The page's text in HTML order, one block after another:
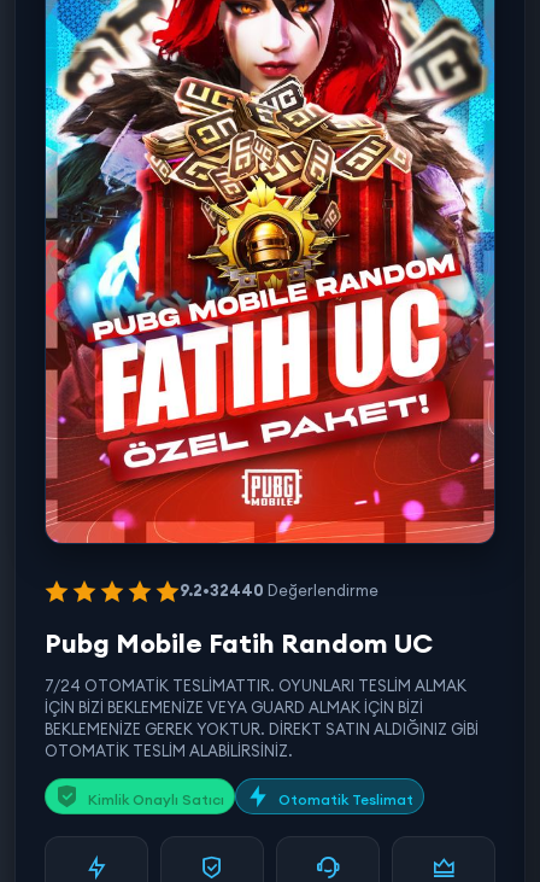
9.2•32440 Değerlendirme
Pubg Mobile Fatih Random UC
7/24 OTOMATİK TESLİMATTIR. OYUNLARI TESLİM ALMAK
İÇİN BİZİ BEKLEMENİZE VEYA GUARD ALMAK İÇİN BİZİ
BEKLEMENİZE GEREK YOKTUR. DİREKT SATIN ALDIĞINIZ GİBİ
OTOMATİK TESLİM ALABİLİRSİNİZ.
Kimlik Onaylı Satıcı Otomatik Teslimat